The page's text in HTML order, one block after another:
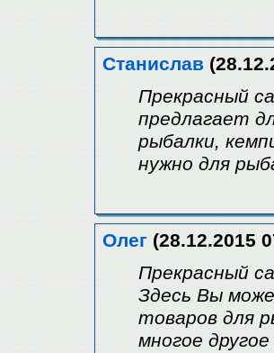
Станислав
Прекрасный
предлагает
рыбалки,
нужно для
Олег (28.12.2015
Прекрасный
Здесь Вы
товаров для
многое